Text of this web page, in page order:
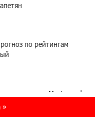
по рейтингам
новую карту Mastercard
для путешествий и
»